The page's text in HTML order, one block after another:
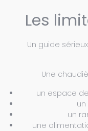
Les
Un guide
Une
un espace
un
une